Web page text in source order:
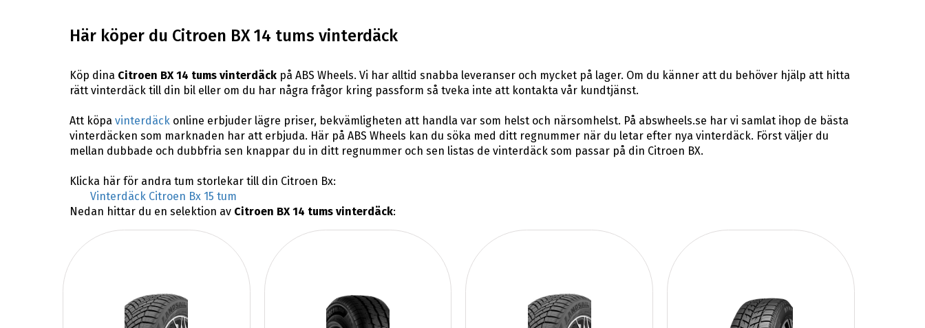
Här köper du Citroen BX 14 tums vinterdäck
Köp dina Citroen BX 14 tums vinterdäckpå ABS Wheels. Vi har alltid snabba leveranser och mycket på lager. Om du känner att du behöver hjälp att hitta
rätt vinterdäck till din bil eller om du har några frågor kring passform så tveka inte att kontakta vår kundtjänst.
Att köpa vinterdäckonline erbjuder lägre priser, bekvämligheten att handla var som helst och närsomhelst. På abswheels.se har vi samlat ihop de bästa
vinterdäcken som marknaden har att erbjuda. Här på ABS Wheels kan du söka med ditt regnummer när du letar efter nya vinterdäck. Först väljer du
mellan dubbade och dubbfria sen knappar du in ditt regnummer och sen listas de vinterdäck som passar på din Citroen BX.
Klicka här för andra tum storlekar till din Citroen Bx:
Vinterdäck Citroen Bx 15 tum
Nedan hittar du en selektion av Citroen BX 14 tums vinterdäck: